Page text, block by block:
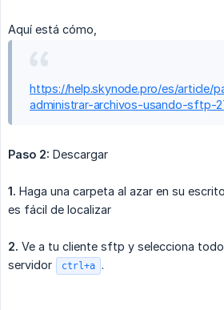
Aquí está cómo,
https://help.skynode.pro/es/article/
administrar-archivos-usando-sftp-
Paso 2: Descargar
1. Haga una carpeta al azar en su
es fácil de localizar
2. Ve a tu cliente sftp y selecciona
servidor
ctrl+a .